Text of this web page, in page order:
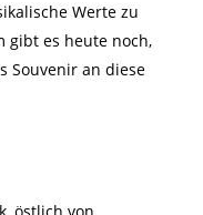
Werte zu
gibt es heute noch,
Souvenir an diese